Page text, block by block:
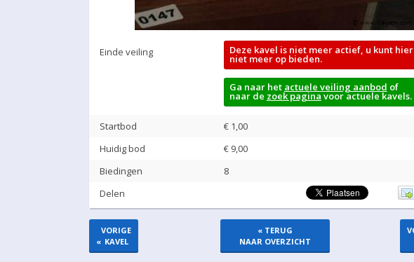
Einde veiling Deze kavel is niet meer actief, u kunt
niet meer op bieden.
Ga naar het actuele veiling aanbod of
naar de zoek paginavoor actuele kavels.
Startbod
€ 1,00
Huidig bod
€ 9,00
Biedingen
8
Delen
«
VORIGE
KAVEL
« TERUG
NAAR OVERZICHT